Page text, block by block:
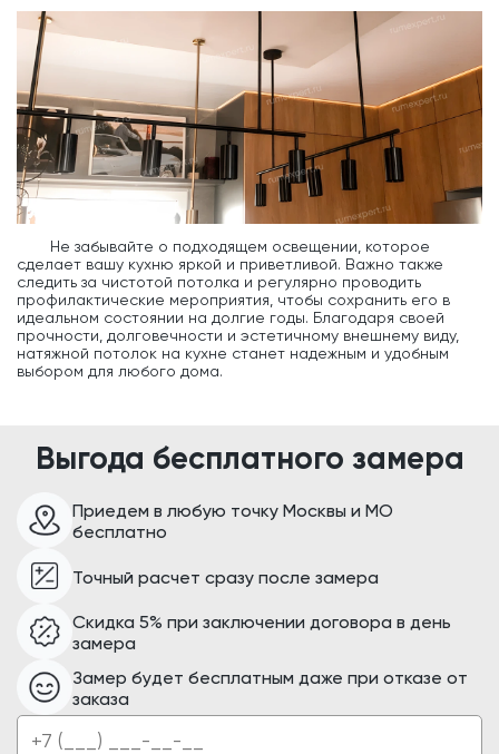
Не забывайте о подходящем освещении, которое
сделает вашу кухню яркой и приветливой. Важно также
следить за чистотой потолка и регулярно проводить
профилактические мероприятия, чтобы сохранить его в
идеальном состоянии на долгие годы. Благодаря своей
прочности, долговечности и эстетичному внешнему виду,
натяжной потолок на кухне станет надежным и удобным
выбором для любого дома.
Выгода бесплатного замера
Приедем в любую точку Москвы и МО
бесплатно
Точный расчет сразу после замера
Скидка 5% при заключении договора в день
замера
Замер будет бесплатным даже при отказе от
заказа